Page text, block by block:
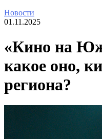
Новости
01.11.2025
«Кино на
какое оно,
региона?